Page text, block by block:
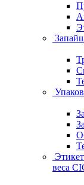
веса